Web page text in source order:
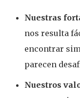
Nuestras
nos resulta
encontrar
parecen
Nuestros